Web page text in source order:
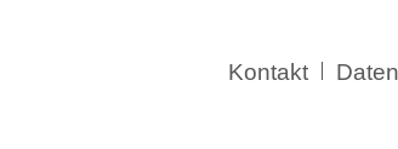
Navigation
Kontakt